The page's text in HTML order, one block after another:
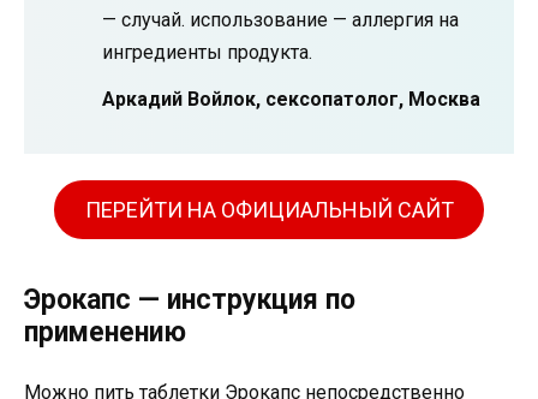
— случай. использование — аллергия на
ингредиенты продукта.
Аркадий Войлок, сексопатолог, Москва
ПЕРЕЙТИ НА ОФИЦИАЛЬНЫЙ САЙТ
Эрокапс — инструкция по
применению
Можно пить таблетки Эрокапс непосредственно